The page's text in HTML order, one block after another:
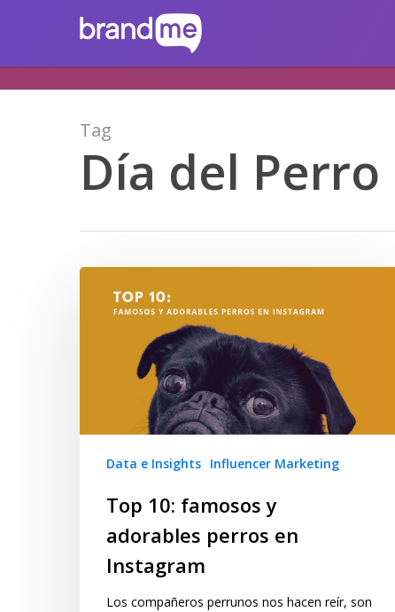
Tag
Día del Perro
Data e Insights Influencer Marketing
Top 10: famosos y
adorables perros en
Instagram
Los compañeros perrunos nos hacen reír, son